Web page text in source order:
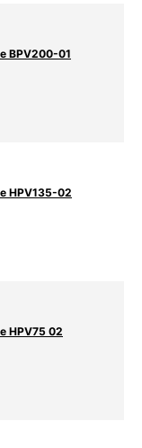
BPV200-01
HPV135-02
HPV75 02